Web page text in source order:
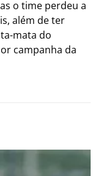
o time perdeu a
além de ter
mata do
campanha da